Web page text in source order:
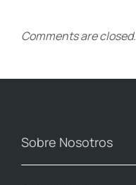
Comments are closed.
Sobre Nosotros